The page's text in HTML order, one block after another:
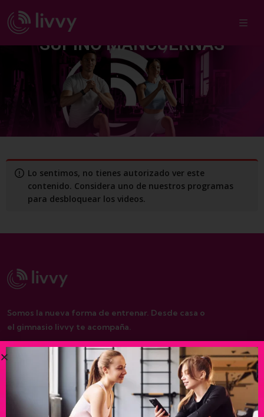
CURL DE BICEP AGARRE
SUPINO MANCUERNAS
Lo sentimos, no tienes autorizado ver este
contenido. Considera uno de nuestros programas
para desbloquear los videos.
Somos la nueva forma de entrenar. Desde casa o
el gimnasio livvy te acompaña.
De interés